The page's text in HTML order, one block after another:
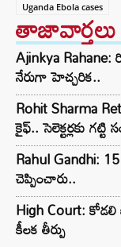
Uganda Ebola cases
తాజావార్తలు
Ajinkya
నేరుగా హెచ్చరిక..
Rohit Sharma
కైఫ్.. సెలెక్టర్లకు
Rahul Gandhi:
చెప్పించారు..
High Court: కోడలి
కీలక తీర్పు